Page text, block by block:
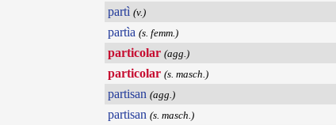
partì (v.)
partìa (s. femm.)
particolar (agg.)
particolar (s. masch.)
partisan (agg.)
partisan (s. masch.)